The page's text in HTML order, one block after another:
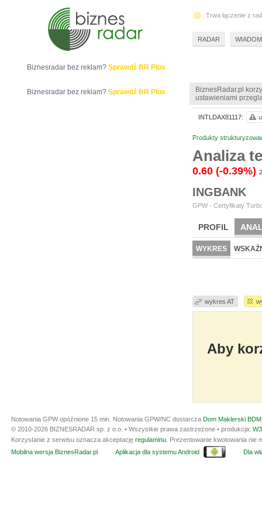
BiznesRadar.pl
ustawieniami
Produkty
Analiza
0.60 (-0.39%)
INGBANK
GPW - Certyfikaty
PROFIL
WYKRES
wykres AT
Aby
INTLDAX81117:
Biznesradar bez reklam? Sprawdź BR Plus
Biznesradar bez reklam? Sprawdź BR Plus
Trwa łączenie z
RADAR
Notowania GPW opóźnione 15 min. Notowania GPW/NC dostarcza Dom Maklerski
© 2010-2026 BIZNESRADAR sp. z o.o. • Wszystkie prawa zastrzeżone • produkcja:
Korzystanie z serwisu oznacza akceptację regulaminu . Prezentowanie kwotowania
Mobilna wersja BiznesRadar.pl
Aplikacja dla systemu Android Dla